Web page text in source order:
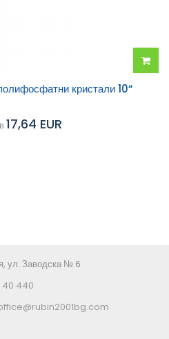
кристали 10“
17,64 EUR
ул. Заводска № 6
40 440